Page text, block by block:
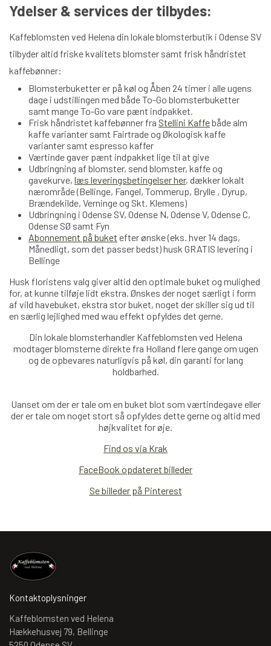
Ydelser & services der tilbydes:
Kaffeblomsten ved Helena din lokale blomsterbutik i Odense SV
tilbyder altid friske kvalitets blomster samt frisk håndristet
kaffebønner:
Blomsterbuketter er på køl og Åben 24 timer i alle ugens
dage i udstillingen med både To-Go blomsterbuketter
samt mange To-Go vare pænt indpakket.
Frisk håndristet kaffebønner fra Stellini Kaffebåde alm
kaffe varianter samt Fairtrade og Økologisk kaffe
varianter samt espresso kaffer
Værtinde gaver pænt indpakket lige til at give
Udbringning af blomster, send blomster, kaffe og
gavekurve, læs leveringsbetingelser her, dækker lokalt
nærområde (Bellinge, Fangel, Tommerup, Brylle , Dyrup,
Brændekilde, Verninge og Skt. Klemens)
Udbringning i Odense SV, Odense N, Odense V, Odense C,
Odense SØ samt Fyn
Abonnement på buket efter ønske (eks. hver 14 dags,
Månedligt, som det passer bedst) husk GRATIS levering i
Bellinge
Husk floristens valg giver altid den optimale buket og mulighed
for, at kunne tilføje lidt ekstra. Ønskes der noget særligt i form
af vild havebuket, ekstra stor buket, noget der skiller sig ud til
en særlig lejlighed med wau effekt opfyldes det gerne.
Din lokale blomsterhandler Kaffeblomsten ved Helena
modtager blomsterne direkte fra Holland fleregange om ugen
og de opbevares naturligvis på køl, din garanti for lang
holdbarhed.
Uanset om der er tale om en buket blot som værtindegave eller
der er tale om noget stort så opfyldes dette gerne og altid med
højkvalitet for øje.
Find os via Krak
FaceBook opdateret billeder
Se billeder på Pinterest
Kontaktoplysninger
Kaffeblomsten ved Helena
Hækkehusvej 79, Bellinge